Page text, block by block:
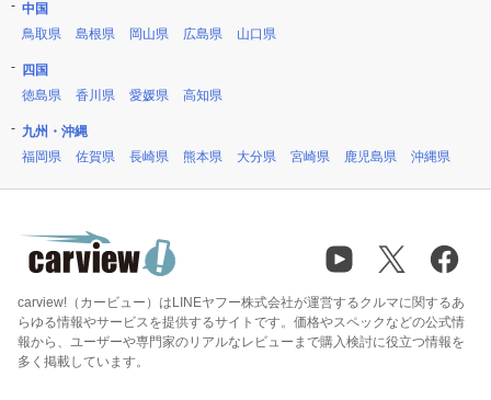
中国
鳥取県
島根県 岡山県 広島県 山口県
四国
徳島県
香川県 愛媛県 高知県
九州・沖縄
福岡県
佐賀県 長崎県 熊本県 大分県 宮崎県 鹿児島県 沖縄県
carview!（カービュー）はLINEヤフー株式会社が運営するクルマに関するあ
らゆる情報やサービスを提供するサイトです。価格やスペックなどの公式情
報から、ユーザーや専門家のリアルなレビューまで購入検討に役立つ情報を
多く掲載しています。